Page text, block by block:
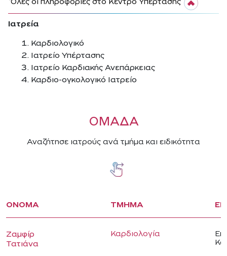
Όλες οι πληροφορίες στο Κέντρο Υπέρτασης
Iατρεία
Καρδιολογικό
Ιατρείο Υπέρτασης
Ιατρείο Καρδιακής Ανεπάρκειας
Καρδιο-ογκολογικό Ιατρείο
ΟΜΑΔΑ
Αναζήτησε ιατρούς ανά τμήμα και ειδικότητα
ΟΝΟΜΑ ΤΜΗΜΑ
Ζαμφίρ
Τατιάνα
Καρδιολογία